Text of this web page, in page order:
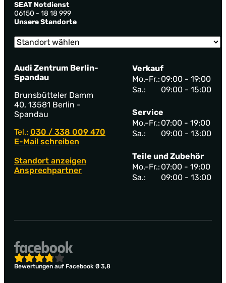
SEAT Notdienst
06150 - 18 18 999
Unsere Standorte
Audi Zentrum Berlin-
Spandau
Brunsbütteler Damm
40, 13581 Berlin -
Spandau
Tel.: 030 / 338 009 470
E-Mail schreiben
Standort anzeigen
Ansprechpartner
Verkauf
Mo.-Fr.: 09:00 - 19:00
Sa.:
09:00 - 15:00
Service
Mo.-Fr.: 07:00 - 19:00
Sa.:
09:00 - 13:00
Teile und Zubehör
Mo.-Fr.: 07:00 - 19:00
Sa.:
09:00 - 13:00
Bewertungen auf Facebook Ø 3,8